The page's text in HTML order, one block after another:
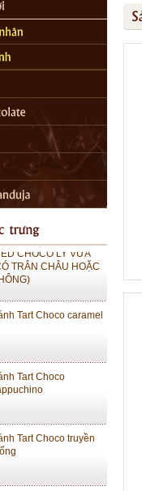
CHOCO MOKA LY
CHOCO MOKA LY
(CÓ TRÂN CHÂU
KHÔNG)
CHOCO LY LỚN
TRÂN CHÂU HOẶC
CHOCO LY VỬA
TRÂN CHÂU HOẶC
Tart Choco caramel
Tart Choco
Tart Choco truyền
Cheese Tart Lớn